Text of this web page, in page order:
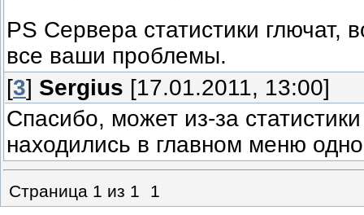
PS Сервера статистики глючат,
все ваши проблемы.
[3] Sergius [17.01.2011, 13:00]
Спасибо, может из-за
находились в главном меню
Страница 1 из 1 1